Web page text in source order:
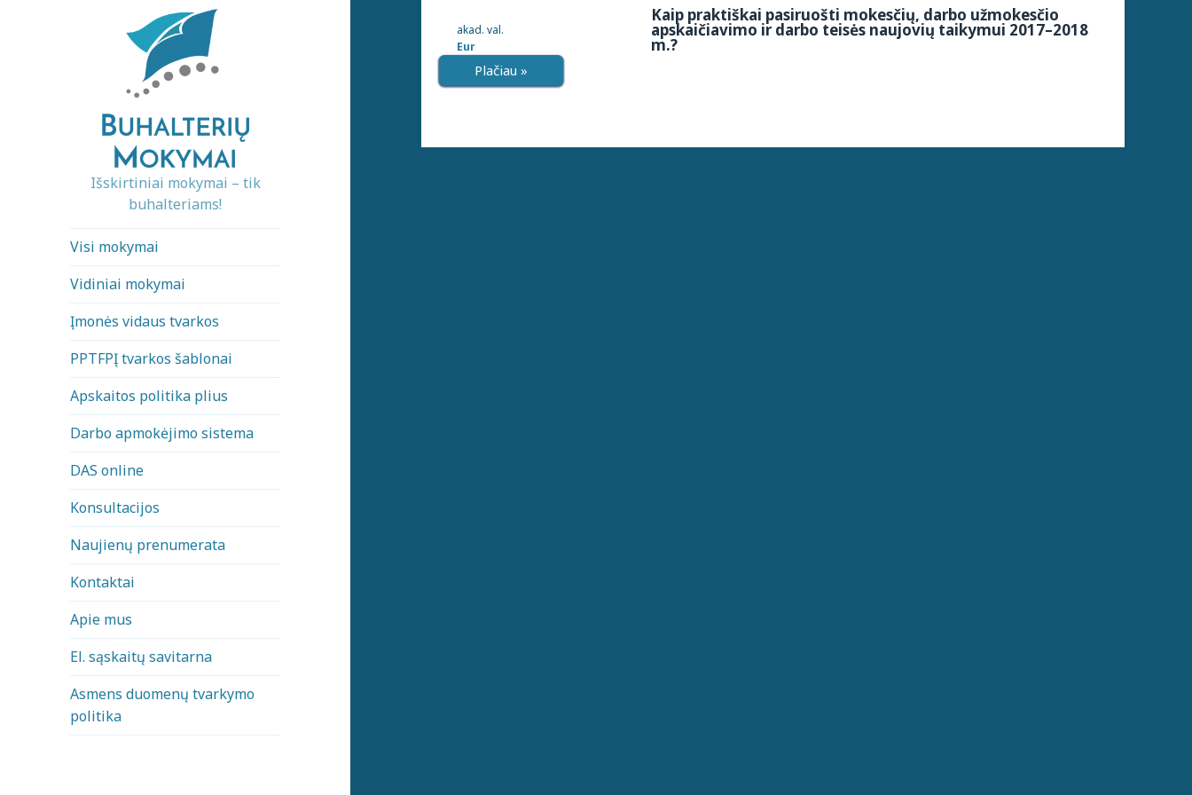
Išskirtiniai mokymai – tik
buhalteriams!
Visi mokymai
Vidiniai mokymai
Įmonės vidaus tvarkos
PPTFPĮ tvarkos šablonai
Apskaitos politika plius
Darbo apmokėjimo sistema
DAS online
Konsultacijos
Naujienų prenumerata
Kontaktai
Apie mus
El. sąskaitų savitarna
Asmens duomenų tvarkymo
politika
Kaip praktiškai pasiruošti mokesčių, darbo užmokesčio
apskaičiavimo ir darbo teisės naujovių taikymui 2017–2018
m.?
akad. val.
Eur
Plačiau »